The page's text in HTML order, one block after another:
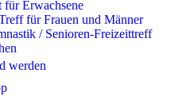
für Erwachsene
für Frauen und Männer
/ Senioren-Freizeittreff
werden